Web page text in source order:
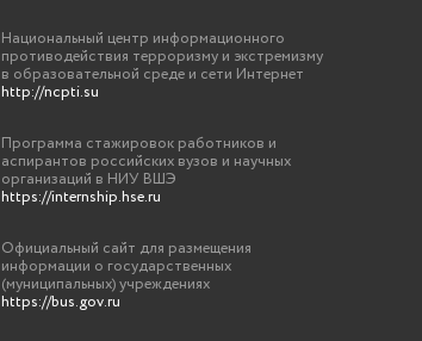
Национальный центр информационного
противодействия терроризму и экстремизму
в образовательной среде и сети Интернет
http://ncpti.su
Программа стажировок работников и
аспирантов российских вузов и научных
организаций в НИУ ВШЭ
https://internship.hse.ru
Официальный сайт для размещения
информации о государственных
(муниципальных) учреждениях
https://bus.gov.ru